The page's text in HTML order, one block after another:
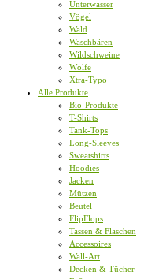
Unterwasser
Vögel
Wald
Waschbären
Wildschweine
Wölfe
Xtra-Typo
Alle Produkte
Bio-Produkte
T-Shirts
Tank-Tops
Long-Sleeves
Sweatshirts
Hoodies
Jacken
Mützen
Beutel
FlipFlops
Tassen & Flaschen
Accessoires
Wall-Art
Decken & Tücher